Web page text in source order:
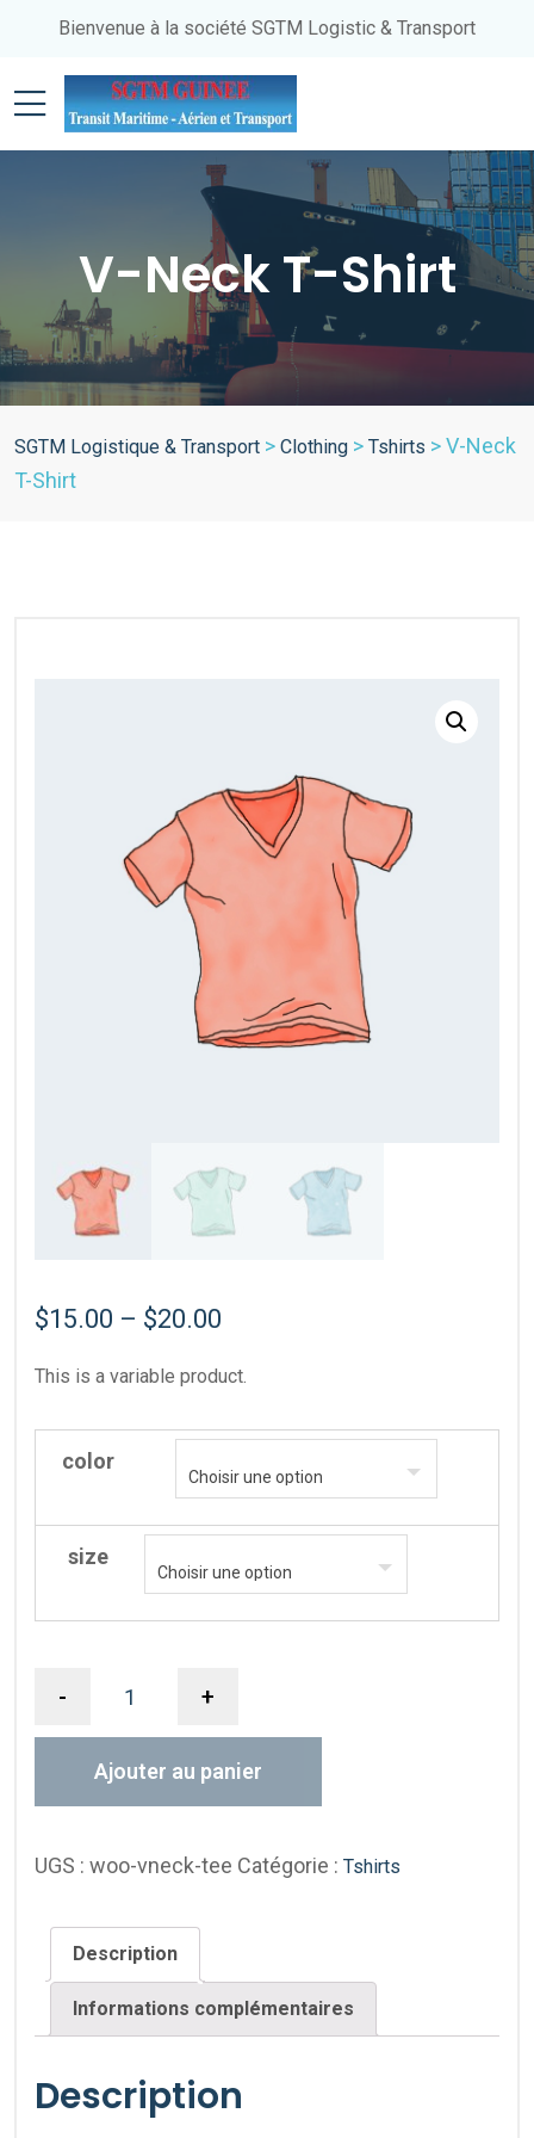
Bienvenue à la société SGTM Logistic & Transport
V-Neck T-Shirt
SGTM Logistique & Transport > Clothing > Tshirts >V-Neck
T-Shirt
$15.00 – $20.00
This is a variable product.
color
size
- +
Ajouter au panier
UGS : woo-vneck-tee Catégorie : Tshirts
Description
Informations complémentaires
Description